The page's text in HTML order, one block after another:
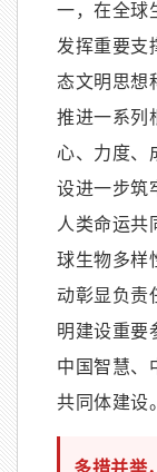
一，在全球
发挥重要支
态文明思想
推进一系列
心、力度、
设进一步筑
人类命运共
球生物多样
动彰显负责
明建设重要
中国智慧、
共同体建设。